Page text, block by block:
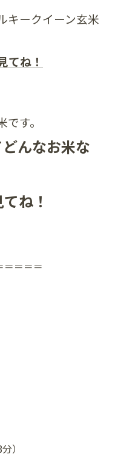
キークイーン玄米
てね！
す。
んなお米な
ね！
＝＝＝＝
）